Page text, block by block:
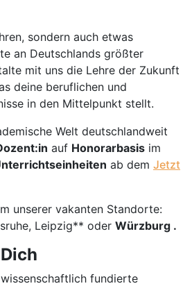
sondern auch etwas
an Deutschlands größter
mit uns die Lehre der Zukunft
deine beruflichen und
in den Mittelpunkt stellt.
Welt deutschlandweit
auf Honorarbasis im
ab dem Jetzt
unserer vakanten Standorte:
Leipzig** oder Würzburg .
wissenschaftlich fundierte